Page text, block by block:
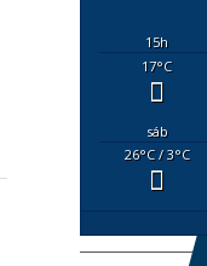
15h
17°C
sáb
26°C/ 3°C